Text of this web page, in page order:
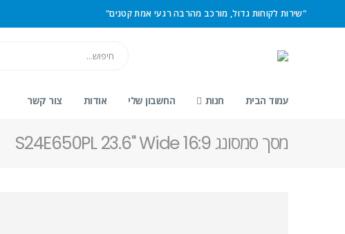
"שירות לקוחות גדול, מורכב מהרבה רגעי אמת קטנים"
עמוד הבית חנות החשבון שלי אודות צור קשר
מסך סמסונג S24E650PL 23.6" Wide 16:9